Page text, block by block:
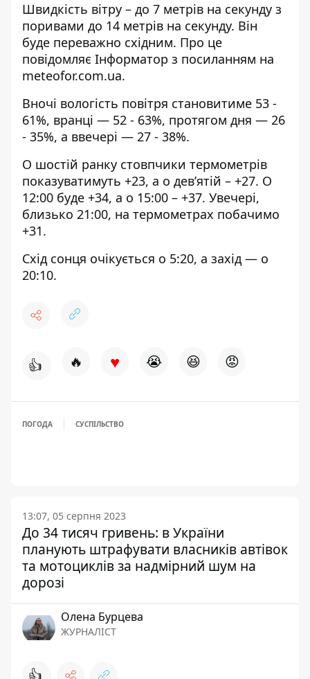
Швидкість вітру – до 7 метрів на секунду з
поривами до 14 метрів на секунду. Він
буде переважно східним. Про це
повідомляє Інформатор з посиланням на
meteofor.com.ua.
Вночі вологість повітря становитиме 53 -
61%, вранці — 52 - 63%, протягом дня — 26
- 35%, а ввечері — 27 - 38%.
О шостій ранку стовпчики термометрів
показуватимуть +23, а о дев’ятій – +27. О
12:00 буде +34, а о 15:00 – +37. Увечері,
близько 21:00, на термометрах побачимо
+31.
Схід сонця очікується о 5:20, а захід — о
20:10.
👍 🔥 ♥ 😭 😆 😡
ПОГОДА СУСПІЛЬСТВО
13:07, 05 серпня 2023
До 34 тисяч гривень: в України
планують штрафувати власників автівок
та мотоциклів за надмірний шум на
дорозі
Олена Бурцева
ЖУРНАЛІСТ
👍